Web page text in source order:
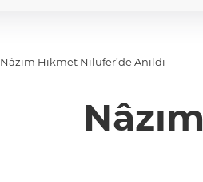
Nâzım Hikmet Nilüfer’de Anıldı